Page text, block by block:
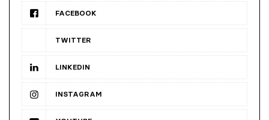
FACEBOOK
TWITTER
LINKEDIN
INSTAGRAM